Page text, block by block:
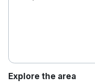
Explore the area